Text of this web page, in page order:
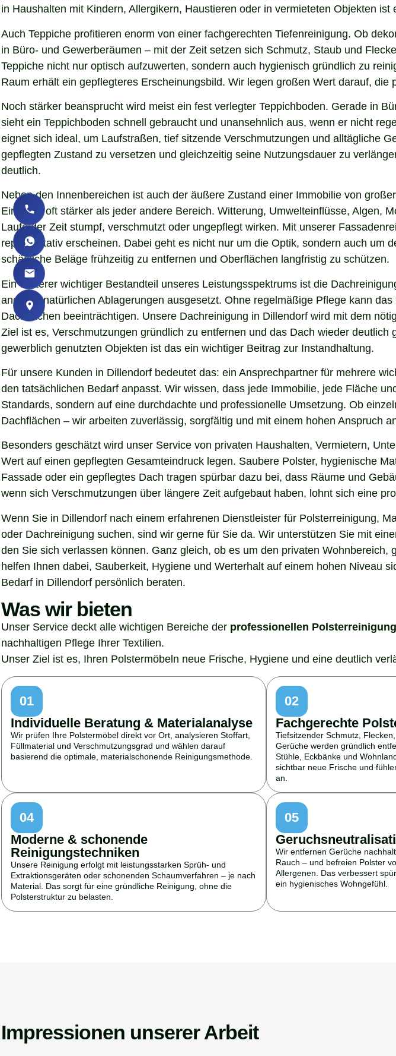
in Haushalten mit Kindern, Allergikern, Haustieren oder in vermieteten Objekten
Auch Teppiche profitieren enorm von einer fachgerechten Tiefenreinigung. Ob
in Büro- und Gewerberäumen – mit der Zeit setzen sich Schmutz, Staub und
Teppiche nicht nur optisch aufzuwerten, sondern auch hygienisch gründlich zu
Raum erhält ein gepflegteres Erscheinungsbild. Wir legen großen Wert darauf,
Noch stärker beansprucht wird meist ein fest verlegter Teppichboden. Gerade in
sieht ein Teppichboden schnell gebraucht und unansehnlich aus, wenn er nicht
eignet sich ideal, um Laufstraßen, tief sitzende Verschmutzungen und alltägliche
gepflegten Zustand zu versetzen und gleichzeitig seine Nutzungsdauer zu
deutlich.
Neben den Innenbereichen ist auch der äußere Zustand einer Immobilie von
Eindruck oft stärker als jeder andere Bereich. Witterung, Umwelteinflüsse, Algen,
Laufe der Zeit stumpf, verschmutzt oder ungepflegt wirken. Mit unserer
repräsentativ erscheinen. Dabei geht es nicht nur um die Optik, sondern auch
schädliche Beläge frühzeitig zu entfernen und Oberflächen langfristig zu schützen.
Ein weiterer wichtiger Bestandteil unseres Leistungsspektrums ist die
anderen natürlichen Ablagerungen ausgesetzt. Ohne regelmäßige Pflege kann
Dachflächen beeinträchtigen. Unsere Dachreinigung in Dillendorf wird mit dem
Ziel ist es, Verschmutzungen gründlich zu entfernen und das Dach wieder
gewerblich genutzten Objekten ist das ein wichtiger Beitrag zur Instandhaltung.
Für unsere Kunden in Dillendorf bedeutet das: ein Ansprechpartner für mehrere
den tatsächlichen Bedarf anpasst. Wir wissen, dass jede Immobilie, jede Fläche
Standards, sondern auf eine durchdachte und professionelle Umsetzung. Ob
Dachflächen – wir arbeiten zuverlässig, sorgfältig und mit einem hohen Anspruch
Besonders geschätzt wird unser Service von privaten Haushalten, Vermietern,
Wert auf einen gepflegten Gesamteindruck legen. Saubere Polster, hygienische
Fassade oder ein gepflegtes Dach tragen spürbar dazu bei, dass Räume und
wenn sich Verschmutzungen über längere Zeit aufgebaut haben, lohnt sich eine
Wenn Sie in Dillendorf nach einem erfahrenen Dienstleister für Polsterreinigung,
oder Dachreinigung suchen, sind wir gerne für Sie da. Wir unterstützen Sie mit
den Sie sich verlassen können. Ganz gleich, ob es um den privaten
helfen Ihnen dabei, Sauberkeit, Hygiene und Werterhalt auf einem hohen Niveau
Bedarf in Dillendorf persönlich beraten.
Was wir bieten
Unser Service deckt alle wichtigen Bereiche der professionellen Polsterreinigung
nachhaltigen Pflege Ihrer Textilien.
Unser Ziel ist es, Ihren Polstermöbeln neue Frische, Hygiene und eine deutlich
01
Individuelle Beratung & Materialanalyse
Wir prüfen Ihre Polstermöbel direkt vor Ort, analysieren Stoffart,
Füllmaterial und Verschmutzungsgrad und wählen darauf
basierend die optimale, materialschonende Reinigungsmethode.
02
Fachgerechte
Tiefsitzender Schmutz,
Gerüche werden gründlich
Stühle, Eckbänke und
sichtbar neue Frische und
an.
04
Moderne & schonende
Reinigungstechniken
Unsere Reinigung erfolgt mit leistungsstarken Sprüh- und
Extraktionsgeräten oder schonenden Schaumverfahren – je nach
Material. Das sorgt für eine gründliche Reinigung, ohne die
Polsterstruktur zu belasten.
05
Wir entfernen Gerüche
Rauch – und befreien Polster
Allergenen. Das verbessert
ein hygienisches Wohngefühl.
Impressionen unserer Arbeit